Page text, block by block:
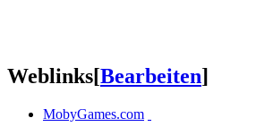
Weblinks[Bearbeiten]
MobyGames.com